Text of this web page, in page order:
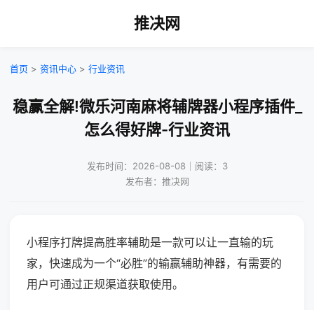
推决网
首页 > 资讯中心 > 行业资讯
稳赢全解!微乐河南麻将辅牌器小程序插件_
怎么得好牌-行业资讯
发布时间：2026-08-08｜阅读：3
发布者：推决网
小程序打牌提高胜率辅助是一款可以让一直输的玩
家，快速成为一个“必胜”的输赢辅助神器，有需要的
用户可通过正规渠道获取使用。